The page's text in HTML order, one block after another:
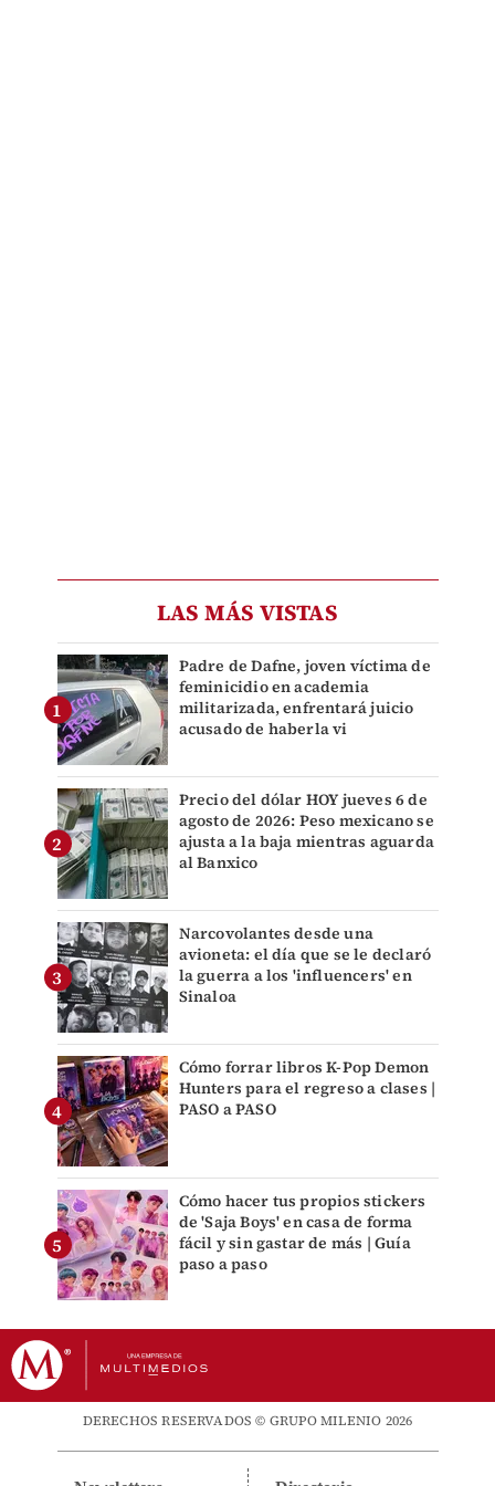
LAS MÁS VISTAS
Padre de Dafne, joven víctima de
feminicidio en academia
militarizada, enfrentará juicio
acusado de haberla vi
Precio del dólar HOY jueves 6 de
agosto de 2026: Peso mexicano se
ajusta a la baja mientras aguarda
al Banxico
Narcovolantes desde una
avioneta: el día que se le declaró
la guerra a los 'influencers' en
Sinaloa
Cómo forrar libros K-Pop Demon
Hunters para el regreso a clases |
PASO a PASO
Cómo hacer tus propios stickers
de 'Saja Boys' en casa de forma
fácil y sin gastar de más | Guía
paso a paso
DERECHOS RESERVADOS © GRUPO MILENIO 2026